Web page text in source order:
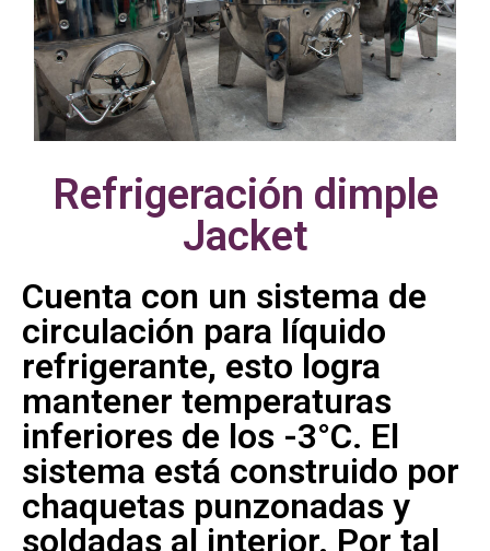
Refrigeración dimple
Jacket
Cuenta con un sistema de
circulación para líquido
refrigerante, esto logra
mantener temperaturas
inferiores de los -3°C. El
sistema está construido por
chaquetas punzonadas y
soldadas al interior. Por tal